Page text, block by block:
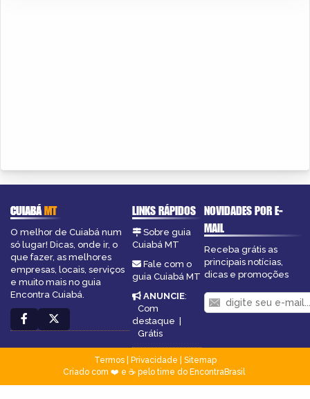
CUIABÁMT
O melhor de Cuiabá num
só lugar! Dicas, onde ir, o
que fazer, as melhores
empresas, locais, serviços
e muito mais no guia
Encontra Cuiabá.
LINKS RÁPIDOS
Sobre guia
Cuiabá MT
Fale com o
guia Cuiabá MT
ANUNCIE:
Com
destaque |
Grátis
NOVIDADES POR E-
MAIL
Receba grátis as
principais notícias,
dicas e promoções
Termos| Privacidade
Sitemap
Criado com ❤️ e ☕ pelo time do EncontraBrasil